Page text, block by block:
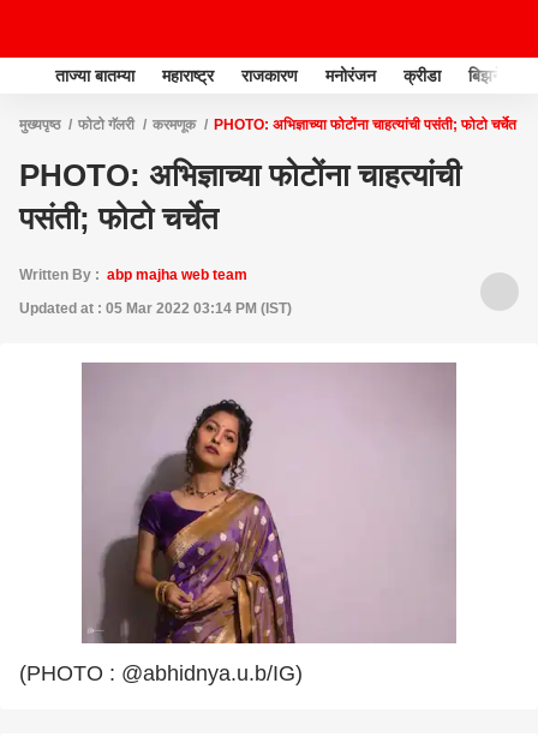
ताज्या बातम्या महाराष्ट्र राजकारण मनोरंजन क्रीडा बिझनेस
मुख्यपृष्ठ फोटो गॅलरी करमणूक PHOTO: अभिज्ञाच्या फोटोंना चाहत्यांची पसंती; फोटो चर्चेत
PHOTO: अभिज्ञाच्या फोटोंना चाहत्यांची
पसंती; फोटो चर्चेत
Written By : abp majha web team
Updated at : 05 Mar 2022 03:14 PM (IST)
(PHOTO : @abhidnya.u.b/IG)